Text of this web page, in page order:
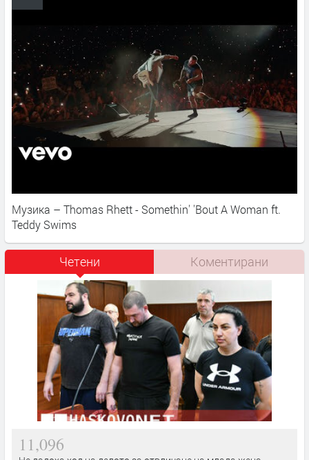
Музика – Thomas Rhett - Somethin' 'Bout A Woman ft.
Teddy Swims
Четени Коментирани
11,096